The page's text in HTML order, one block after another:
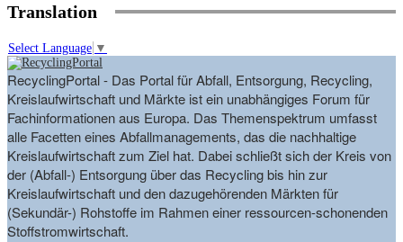
Translation
Select Language ▼
RecyclingPortal - Das Portal für Abfall, Entsorgung, Recycling,
Kreislaufwirtschaft und Märkte ist ein unabhängiges Forum für
Fachinformationen aus Europa. Das Themenspektrum umfasst
alle Facetten eines Abfallmanagements, das die nachhaltige
Kreislaufwirtschaft zum Ziel hat. Dabei schließt sich der Kreis von
der (Abfall-) Entsorgung über das Recycling bis hin zur
Kreislaufwirtschaft und den dazugehörenden Märkten für
(Sekundär-) Rohstoffe im Rahmen einer ressourcen-schonenden
Stoffstromwirtschaft.